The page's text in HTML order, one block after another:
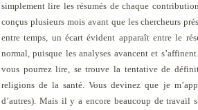
simplement lire les résumés de chaque
conçus plusieurs mois avant que les chercheurs
entre temps, un écart évident apparaît entre le
normal, puisque les analyses avancent et
vous pourrez lire, se trouve la tentative de
religions de la santé. Vous devinez que je
d’autres). Mais il y a encore beaucoup de travail